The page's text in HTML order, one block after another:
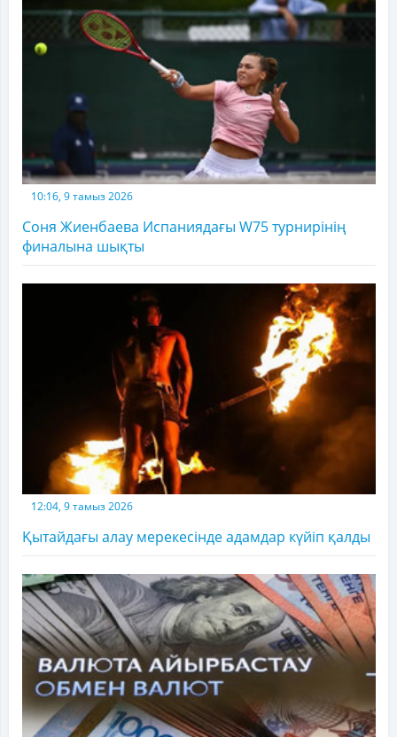
10:16, 9 тамыз 2026
Соня Жиенбаева Испаниядағы W75 турнирінің
финалына шықты
12:04, 9 тамыз 2026
Қытайдағы алау мерекесінде адамдар күйіп қалды